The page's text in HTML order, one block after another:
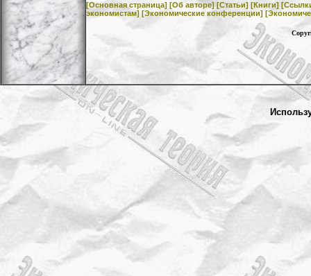
[Основная страница] [Об авторе] [Статьи] [Книги]
экономистам] [Экономические конференции]